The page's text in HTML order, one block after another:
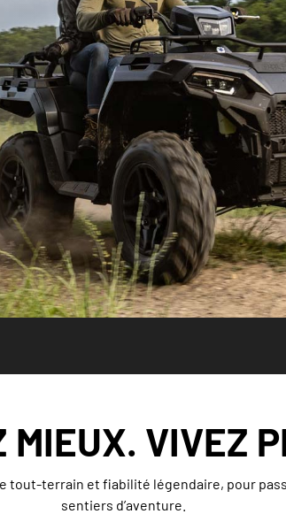
VIVEZ
tout-terrain et fiabilité légendaire, pour
sentiers d’aventure.